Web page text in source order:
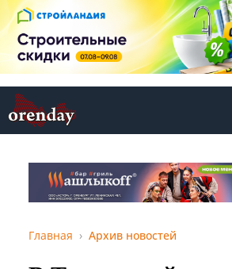
Главная Архив новостей